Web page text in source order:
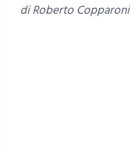
di Roberto Copparoni